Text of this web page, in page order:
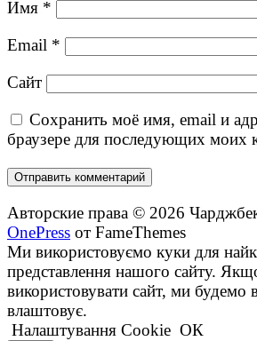
Имя *
Email *
Сайт
Сохранить моё имя, email и
браузере для последующих моих
Авторские права © 2026
OnePress от FameThemes
Ми використовуємо куки для
представлення нашого сайту.
використовувати сайт, ми
влаштовує.
Налаштування Cookie ОК